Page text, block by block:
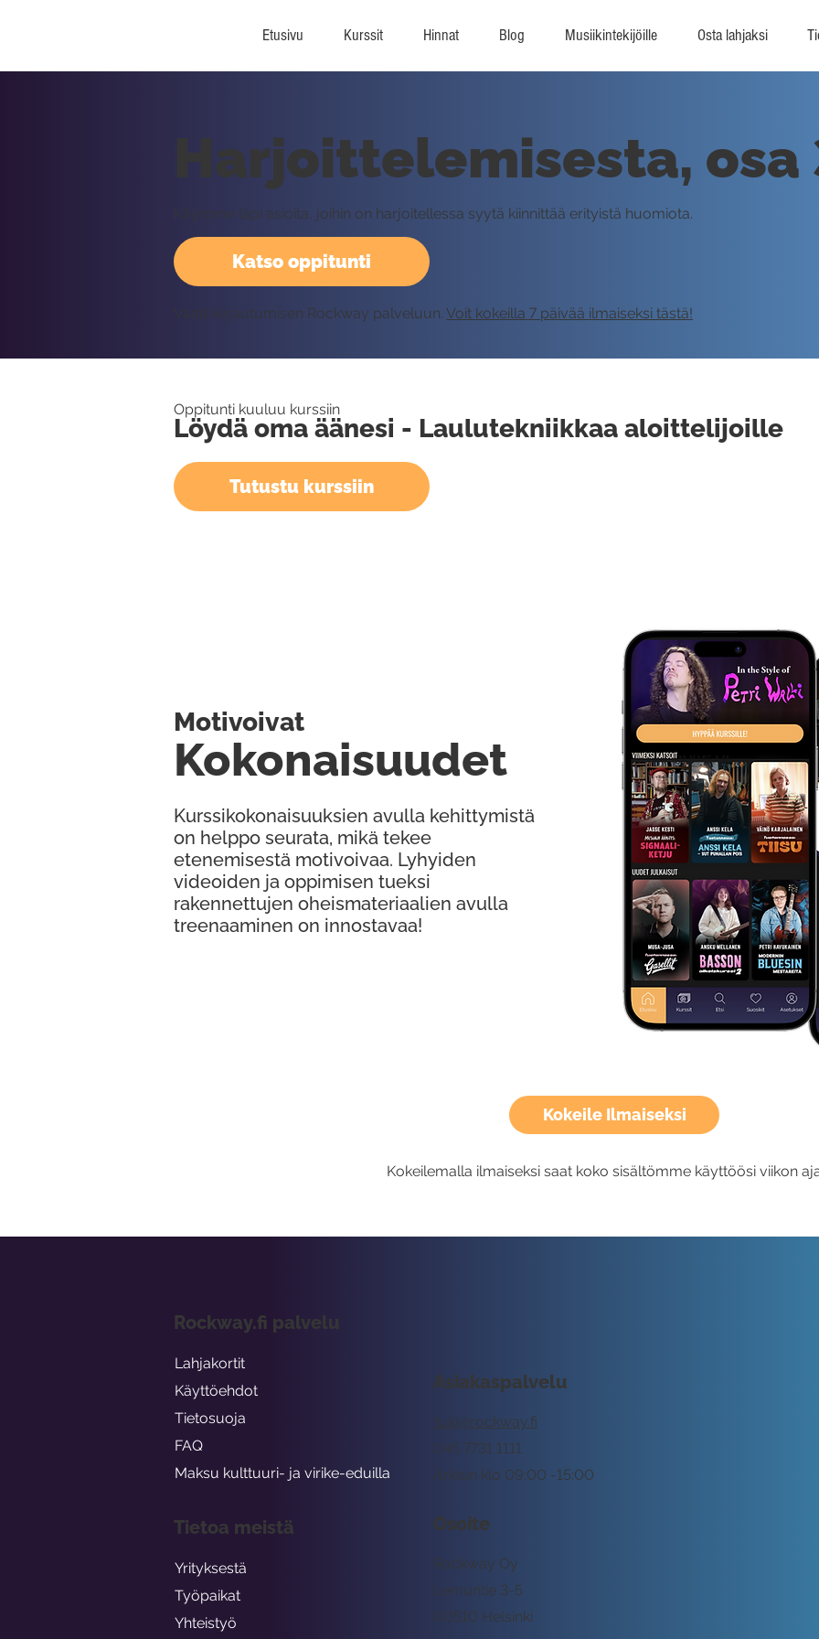
Etusivu Kurssit Hinnat Blog Musiikintekijöille Osta lahjaksi
Kokeile Ilmaiseksi
Kokeilemalla ilmaiseksi saat koko sisältömme käyttöösi viikon
Katso oppitunti
Harjoittelemisesta, osa
Käymme läpi asioita, joihin on harjoitellessa syytä kiinnittää erityistä huomiota.
Vaatii kirjautumisen Rockway palveluun. Voit kokeilla 7 päivää ilmaiseksi tästä!
Oppitunti kuuluu kurssiin
Löydä oma äänesi - Laulutekniikkaa aloittelijoille
Tutustu kurssiin
Kurssikokonaisuuksien avulla kehittymistä
on helppo seurata, mikä tekee
etenemisestä motivoivaa. Lyhyiden
videoiden ja oppimisen tueksi
rakennettujen oheismateriaalien avulla
treenaaminen on innostavaa!
Kokonaisuudet
Motivoivat
Asiakaspalvelu
tuki@rockway.fi
Arkisin klo 09:00 -15:00
045 7731 1111
Osoite
Rockway Oy
Lemuntie 3-5
00510 Helsinki
Rockway.fi palvelu
Lahjakortit
Käyttöehdot
Tietosuoja
FAQ
Maksu kulttuuri- ja virike-eduilla
Tietoa meistä
Yrityksestä
Työpaikat
Yhteistyö